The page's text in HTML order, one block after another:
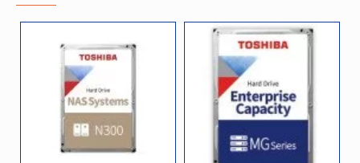
Nom du produit
Autres caractéristiques
HDD
représentation / réalisation
Temps moyen entre pannes 2500000 h